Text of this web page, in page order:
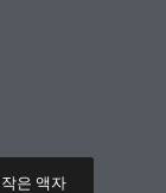
작은 액자